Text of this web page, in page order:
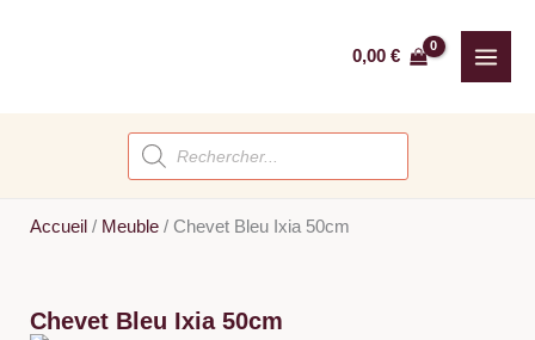
0,00 €
Recherche
de
produits
Accueil / Meuble / Chevet Bleu Ixia 50cm
Chevet Bleu Ixia 50cm